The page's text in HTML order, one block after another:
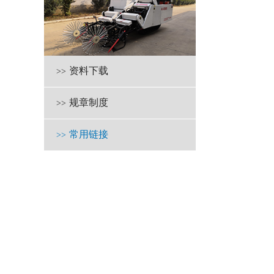
>> 资料下载
>> 规章制度
>> 常用链接